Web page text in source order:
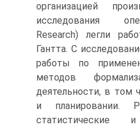
организацией
исследования
Research) легли
Гантта. С
работы по
методов
деятельности, в том
и планировании.
статистические